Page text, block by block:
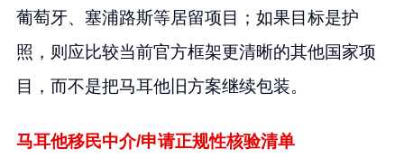
葡萄牙、塞浦路斯等居留项目；如果目标是护
照，则应比较当前官方框架更清晰的其他国家项
目，而不是把马耳他旧方案继续包装。
马耳他移民中介/申请正规性核验清单